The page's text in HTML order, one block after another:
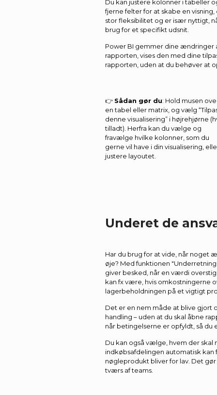
Du kan justere kolonner i tabeller
fjerne felter for at skabe en
stor fleksibilitet og er især nyttigt,
brug for et specifikt udsnit.
Power BI gemmer dine ændringer
rapporten, vises den med dine
rapporten, uden at du behøver at
👉 Sådan gør du: Hold musen
en tabel eller matrix, og vælg
denne visualisering” i højrehjørne
tilladt). Herfra kan du vælge og
fravælge hvilke kolonner, som du
gerne vil have i din visualisering,
justere layoutet.
Underet de
Har du brug for at vide, når noget
øje? Med funktionen
giver besked, når en værdi
kan fx være, hvis omkostningerne
lagerbeholdningen på et vigtigt
Det er en nem måde at blive
handling – uden at du skal åbne
når betingelserne er opfyldt, så
Du kan også vælge, hvem der
indkøbsafdelingen automatisk kan
nøgleprodukt bliver for lav. Det
tværs af teams.